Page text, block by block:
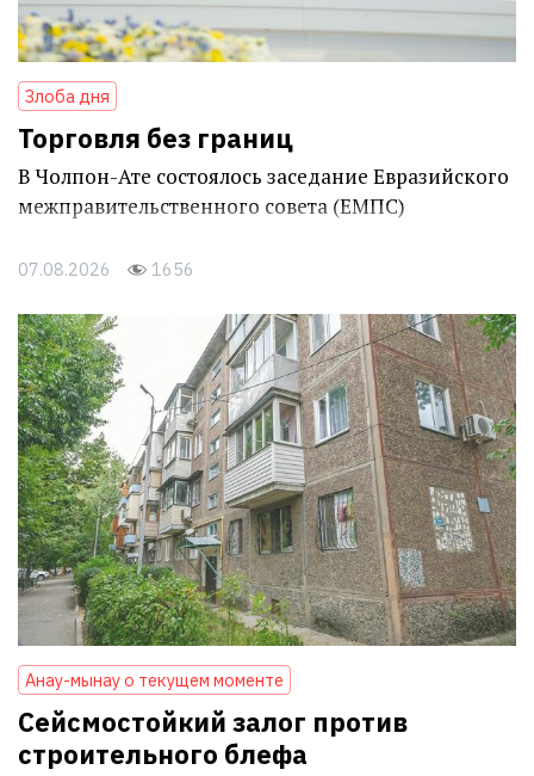
Злоба дня
Торговля без границ
В Чолпон-Ате состоялось заседание Евразийского
межправительственного совета (ЕМПС)
07.08.2026 1656
Анау-мынау о текущем моменте
Сейсмостойкий залог против
строительного блефа